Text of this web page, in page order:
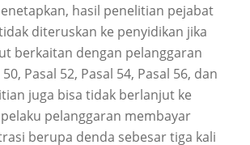
hasil penelitian pejabat
diteruskan ke penyidikan jika
berkaitan dengan pelanggaran
Pasal 52, Pasal 54, Pasal 56, dan
juga bisa tidak berlanjut ke
pelanggaran membayar
berupa denda sebesar tiga kali